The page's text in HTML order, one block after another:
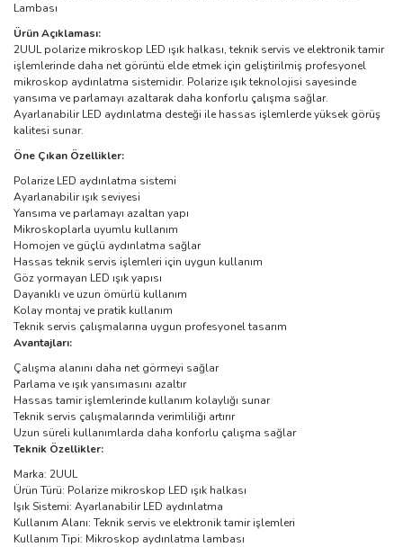
Lambası
Ürün Açıklaması:
2UUL polarize mikroskop LED ışık halkası, teknik servis ve elektronik tamir
işlemlerinde daha net görüntü elde etmek için geliştirilmiş profesyonel
mikroskop aydınlatma sistemidir. Polarize ışık teknolojisi sayesinde
yansıma ve parlamayı azaltarak daha konforlu çalışma sağlar.
Ayarlanabilir LED aydınlatma desteği ile hassas işlemlerde yüksek görüş
kalitesi sunar.
Öne Çıkan Özellikler:
Polarize LED aydınlatma sistemi
Ayarlanabilir ışık seviyesi
Yansıma ve parlamayı azaltan yapı
Mikroskoplarla uyumlu kullanım
Homojen ve güçlü aydınlatma sağlar
Hassas teknik servis işlemleri için uygun kullanım
Göz yormayan LED ışık yapısı
Dayanıklı ve uzun ömürlü kullanım
Kolay montaj ve pratik kullanım
Teknik servis çalışmalarına uygun profesyonel tasarım
Avantajları:
Çalışma alanını daha net görmeyi sağlar
Parlama ve ışık yansımasını azaltır
Hassas tamir işlemlerinde kullanım kolaylığı sunar
Teknik servis çalışmalarında verimliliği artırır
Uzun süreli kullanımlarda daha konforlu çalışma sağlar
Teknik Özellikler:
Marka: 2UUL
Ürün Türü: Polarize mikroskop LED ışık halkası
Işık Sistemi: Ayarlanabilir LED aydınlatma
Kullanım Alanı: Teknik servis ve elektronik tamir işlemleri
Kullanım Tipi: Mikroskop aydınlatma lambası